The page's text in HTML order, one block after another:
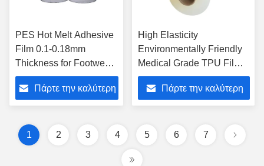
PES Hot Melt Adhesive
Film 0.1-0.18mm
Thickness for Footwear
and Clothing with
Translucent or
Customized Color
Πάρτε την καλύτερη
High Elasticity
Environmentally Friendly
Medical Grade TPU Film
for Medical and Food
Applications
Πάρτε την καλύτερη
1 2 3 4 5 6 7